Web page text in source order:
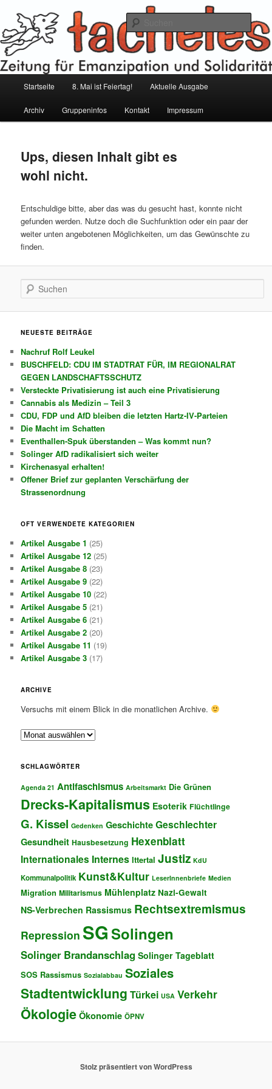
Inhalt
wechseln
sekundären
Inhalt
wechselntacheles – Zeitung für Emanzipation
und Solidarität
Startseite 8. Mai ist Feiertag! Aktuelle Ausgabe
Archiv Gruppeninfos Kontakt Impressum
Ups, diesen Inhalt gibt es
wohl nicht.
Entschuldige bitte, aber das was du gesucht hast, konnte nicht
gefunden werden. Nutze doch die Suchfunktion oder ein paar der
weiter unten angebotenen Möglichkeiten, um das Gewünschte zu
finden.
Suchen
NEUESTE BEITRÄGE
Nachruf Rolf Leukel
BUSCHFELD: CDU IM STADTRAT FÜR, IM REGIONALRAT
GEGEN LANDSCHAFTSSCHUTZ
Versteckte Privatisierung ist auch eine Privatisierung
Cannabis als Medizin – Teil 3
CDU, FDP und AfD bleiben die letzten Hartz-IV-Parteien
Die Macht im Schatten
Eventhallen-Spuk überstanden – Was kommt nun?
Solinger AfD radikalisiert sich weiter
Kirchenasyal erhalten!
Offener Brief zur geplanten Verschärfung der
Strassenordnung
OFT VERWENDETE KATEGORIEN
Artikel Ausgabe 1 (25)
Artikel Ausgabe 12 (25)
Artikel Ausgabe 8 (23)
Artikel Ausgabe 9 (22)
Artikel Ausgabe 10 (22)
Artikel Ausgabe 5 (21)
Artikel Ausgabe 6 (21)
Artikel Ausgabe 2 (20)
Artikel Ausgabe 11 (19)
Artikel Ausgabe 3 (17)
ARCHIVE
Versuchs mit einem Blick in die monatlichen Archive.
A
h
i
v
e
SCHLAGWÖRTER
Agenda 21 Antifaschismus Arbeitsmarkt Die Grünen
Drecks-Kapitalismus Esoterik Flüchtlinge
G. Kissel Gedenken GeschichteGeschlechter
Gesundheit Hausbesetzung Hexenblatt
Internationales Internes Ittertal Justiz KdU
Kommunalpolitik Kunst&Kultur LeserInnenbriefe Medien
Migration Militarismus Mühlenplatz Nazi-Gewalt
NS-Verbrechen Rassismus Rechtsextremismus
Repression SGSolingen
Solinger Brandanschlag Solinger Tageblatt
SOS Rassismus Sozialabbau Soziales
Stadtentwicklung Türkei USA Verkehr
ÖkologieÖkonomie ÖPNV
Stolz präsentiert von WordPress